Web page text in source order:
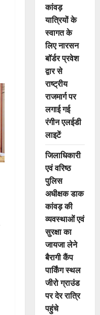
कांवड़
यात्रियों के
स्वागत के
लिए नारसन
बॉर्डर प्रवेश
द्वार से
राष्ट्रीय
राजमार्ग पर
लगाई गई
रंगीन एलईडी
लाइटें
जिलाधिकारी
एवं वरिष्ठ
पुलिस
अधीक्षक डाक
कांवड़ की
व्यवस्थाओं एवं
सुरक्षा का
जायजा लेने
बैरागी कैंप
पार्किंग स्थल
जीरो ग्राउंड
पर देर रात्रि
पहुंचे